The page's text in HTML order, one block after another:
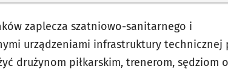
zaplecza szatniowo-sanitarnego i
urządzeniami infrastruktury technicznej
drużynom piłkarskim, trenerom, sędziom